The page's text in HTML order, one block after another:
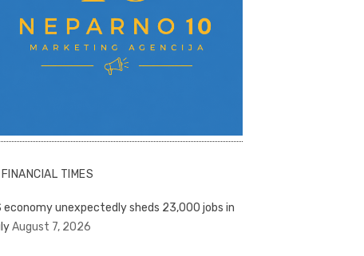
FINANCIAL TIMES
economy unexpectedly sheds 23,000 jobs in
August 7, 2026